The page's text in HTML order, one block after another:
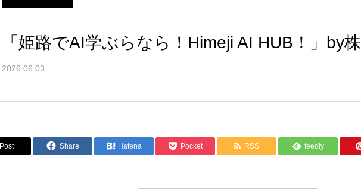
「姫路でAI学ぶらなら！Himeji AI HUB！」by
2026.06.03
Post Share Hatena Pocket RSS feedly